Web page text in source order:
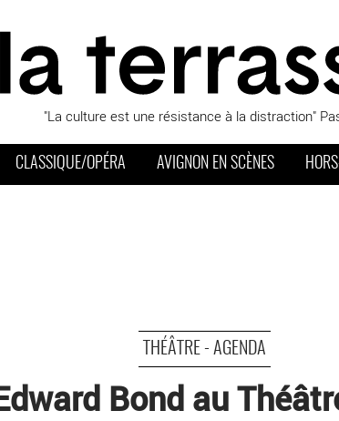
"La culture est une résistance à la distraction"
CLASSIQUE/OPÉRA AVIGNON EN SCÈNES
THÉÂTRE - AGENDA
Bond au